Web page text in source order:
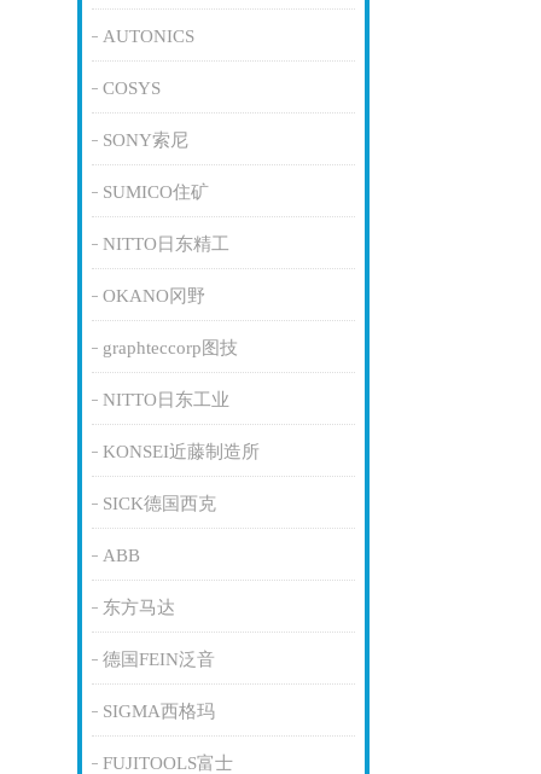
AUTONICS
COSYS
SONY索尼
SUMICO住矿
NITTO日东精工
OKANO冈野
graphteccorp图技
NITTO日东工业
KONSEI近藤制造所
SICK德国西克
ABB
东方马达
德国FEIN泛音
SIGMA西格玛
FUJITOOLS富士